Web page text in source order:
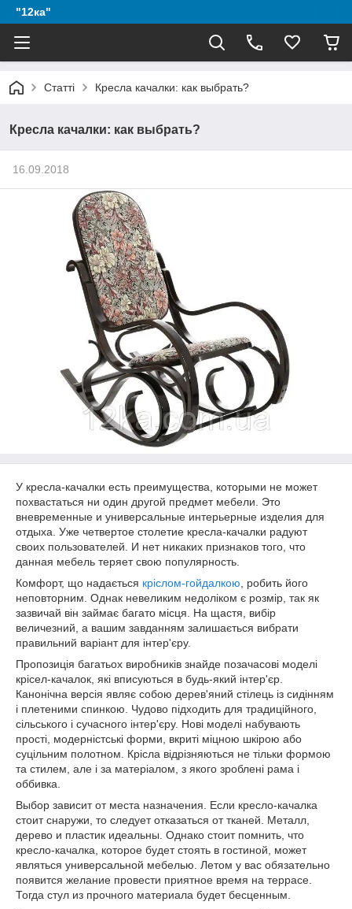
"12ка"
Статті Кресла качалки: как выбрать?
Кресла качалки: как выбрать?
16.09.2018
У кресла-качалки есть преимущества, которыми не может
похвастаться ни один другой предмет мебели. Это
вневременные и универсальные интерьерные изделия для
отдыха. Уже четвертое столетие кресла-качалки радуют
своих пользователей. И нет никаких признаков того, что
данная мебель теряет свою популярность.
Комфорт, що надається кріслом-гойдалкою , робить його
неповторним. Однак невеликим недоліком є розмір, так як
зазвичай він займає багато місця. На щастя, вибір
величезний, а вашим завданням залишається вибрати
правильний варіант для інтер'єру.
Пропозиція багатьох виробників знайде позачасові моделі
крісел-качалок, які вписуються в будь-який інтер'єр.
Канонічна версія являє собою дерев'яний стілець із сидінням
і плетеними спинкою. Чудово підходить для традиційного,
сільського і сучасного інтер'єру. Нові моделі набувають
прості, модерністські форми, вкриті міцною шкірою або
суцільним полотном. Крісла відрізняються не тільки формою
та стилем, але і за матеріалом, з якого зроблені рама і
оббивка.
Выбор зависит от места назначения. Если кресло-качалка
стоит снаружи, то следует отказаться от тканей. Металл,
дерево и пластик идеальны. Однако стоит помнить, что
кресло-качалка, которое будет стоять в гостиной, может
являться универсальной мебелью. Летом у вас обязательно
появится желание провести приятное время на террасе.
Тогда стул из прочного материала будет бесценным.